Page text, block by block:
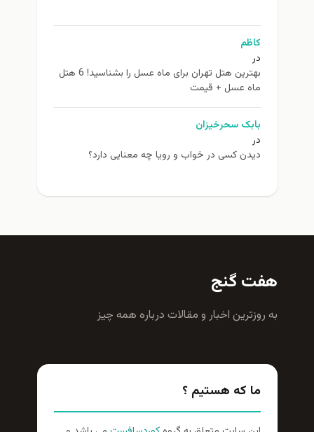
کاظم
در
بهترین هتل تهران برای ماه عسل را بشناسید! 6 هتل
ماه عسل + قیمت
بابک سحرخیزان
در
دیدن کسی در خواب و رویا چه معنایی دارد؟
هفت گنج
به روزترين اخبار و مقالات درباره همه چيز
ما که هستیم ؟